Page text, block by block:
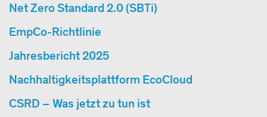
Net Zero Standard 2.0 (SBTi)
EmpCo-Richtlinie
Jahresbericht 2025
Nachhaltigkeitsplattform EcoCloud
CSRD – Was jetzt zu tun ist